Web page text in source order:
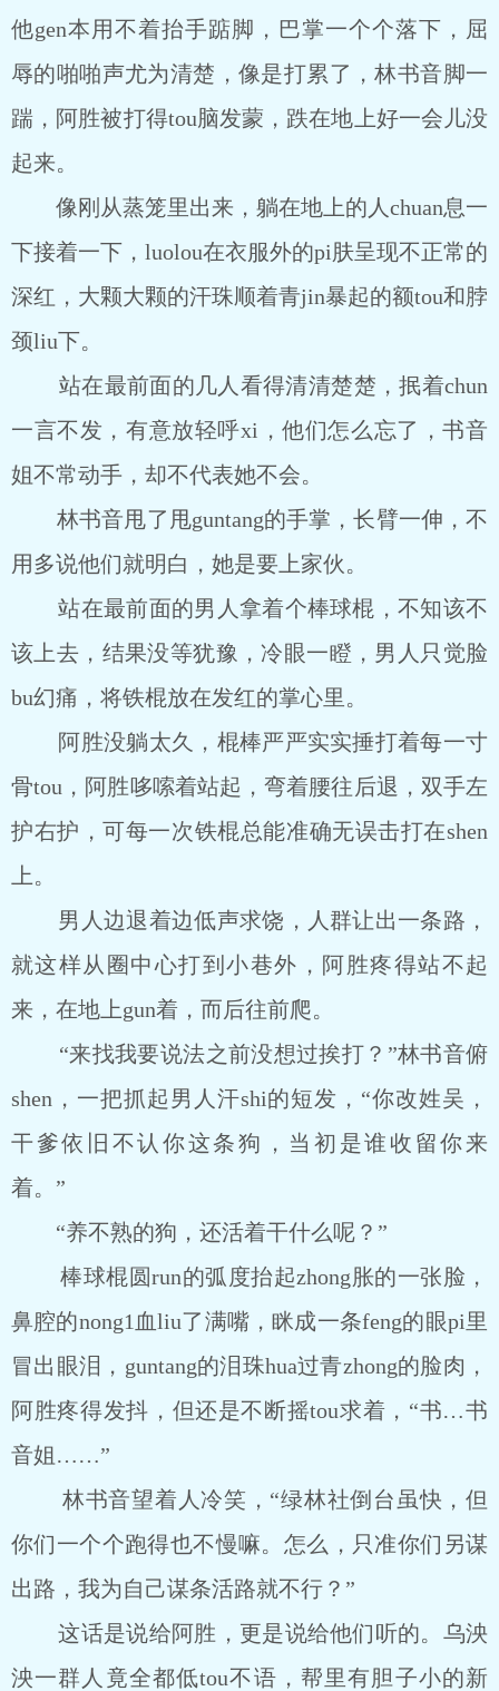
他gen本用不着抬手踮脚，巴掌一个个落下，屈
辱的啪啪声尤为清楚，像是打累了，林书音脚一
踹，阿胜被打得tou脑发蒙，跌在地上好一会儿没
起来。
像刚从蒸笼里出来，躺在地上的人chuan息一
下接着一下，luolou在衣服外的pi肤呈现不正常的
深红，大颗大颗的汗珠顺着青jin暴起的额tou和脖
颈liu下。
站在最前面的几人看得清清楚楚，抿着chun
一言不发，有意放轻呼xi，他们怎么忘了，书音
姐不常动手，却不代表她不会。
林书音甩了甩guntang的手掌，长臂一伸，不
用多说他们就明白，她是要上家伙。
站在最前面的男人拿着个棒球棍，不知该不
该上去，结果没等犹豫，冷眼一瞪，男人只觉脸
bu幻痛，将铁棍放在发红的掌心里。
阿胜没躺太久，棍棒严严实实捶打着每一寸
骨tou，阿胜哆嗦着站起，弯着腰往后退，双手左
护右护，可每一次铁棍总能准确无误击打在shen
上。
男人边退着边低声求饶，人群让出一条路，
就这样从圈中心打到小巷外，阿胜疼得站不起
来，在地上gun着，而后往前爬。
“来找我要说法之前没想过挨打？”林书音俯
shen，一把抓起男人汗shi的短发，“你改姓吴，
干爹依旧不认你这条狗，当初是谁收留你来
着。”
“养不熟的狗，还活着干什么呢？”
棒球棍圆run的弧度抬起zhong胀的一张脸，
鼻腔的nong1血liu了满嘴，眯成一条feng的眼pi里
冒出眼泪，guntang的泪珠hua过青zhong的脸肉，
阿胜疼得发抖，但还是不断摇tou求着，“书…书
音姐……”
林书音望着人冷笑，“绿林社倒台虽快，但
你们一个个跑得也不慢嘛。怎么，只准你们另谋
出路，我为自己谋条活路就不行？”
这话是说给阿胜，更是说给他们听的。乌泱
泱一群人竟全都低tou不语，帮里有胆子小的新